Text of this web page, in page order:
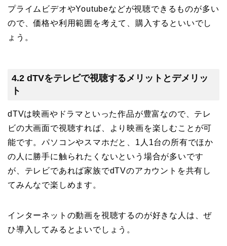
プライムビデオやYoutubeなどが視聴できるものが多い
ので、価格や利用範囲を考えて、購入するといいでし
ょう。
4.2 dTVをテレビで視聴するメリットとデメリッ
ト
dTVは映画やドラマといった作品が豊富なので、テレ
ビの大画面で視聴すれば、より映画を楽しむことが可
能です。パソコンやスマホだと、1人1台の所有でほか
の人に勝手に触られたくないという場合が多いです
が、テレビであれば家族でdTVのアカウントを共有し
てみんなで楽しめます。
インターネットの動画を視聴するのが好きな人は、ぜ
ひ導入してみるとよいでしょう。